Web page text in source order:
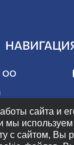
ОО
сайта и
мы
с сайтом, Вы